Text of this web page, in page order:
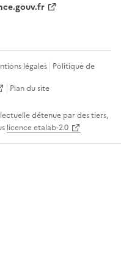
légales Politique de
Plan du site
détenue par des tiers,
licence etalab-2.0